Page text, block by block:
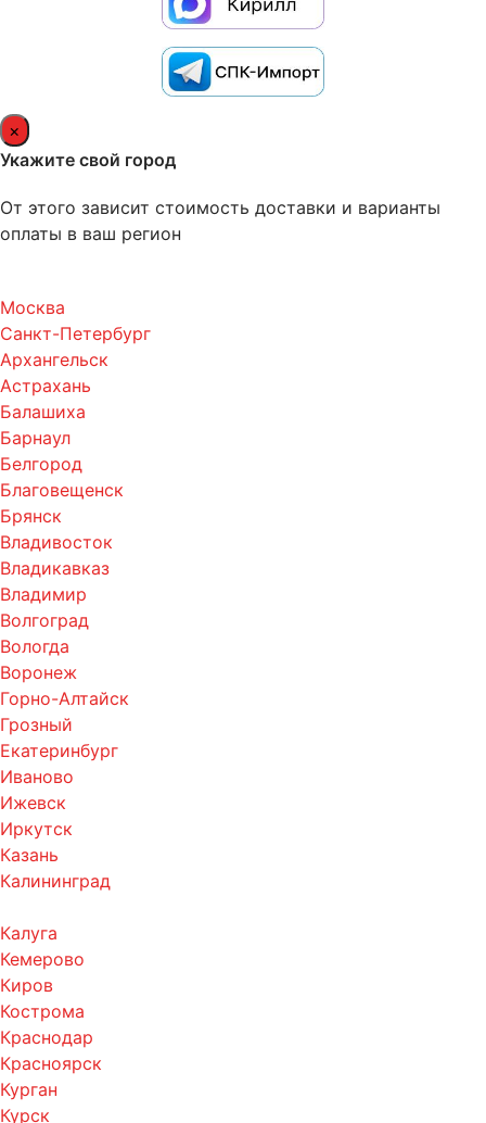
×
Укажите свой город
От этого зависит стоимость доставки и варианты
оплаты в ваш регион
Москва
Санкт-Петербург
Архангельск
Астрахань
Балашиха
Барнаул
Белгород
Благовещенск
Брянск
Владивосток
Владикавказ
Владимир
Волгоград
Вологда
Воронеж
Горно-Алтайск
Грозный
Екатеринбург
Иваново
Ижевск
Иркутск
Казань
Калининград
Калуга
Кемерово
Киров
Кострома
Краснодар
Красноярск
Курган
Курск